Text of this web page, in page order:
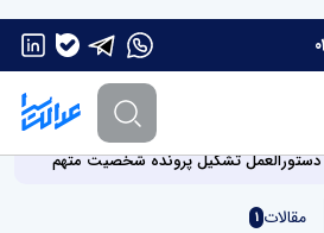
دستورالعمل تشکیل پرونده شخصیت متهم
مقالات 1